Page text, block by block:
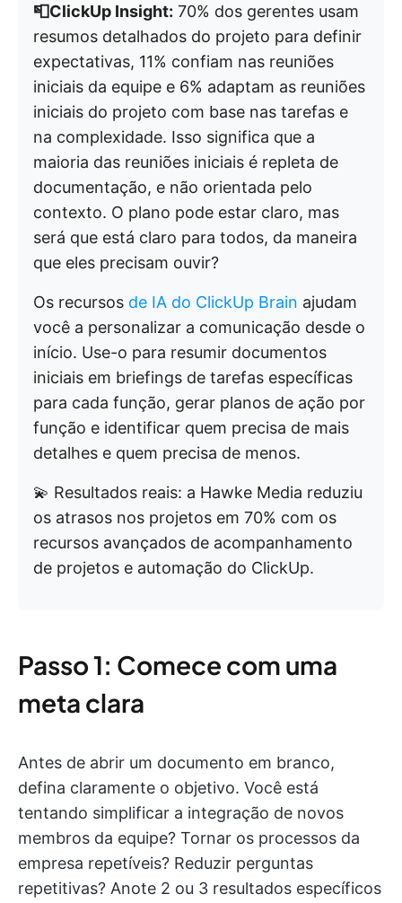
📮ClickUp Insight: 70% dos gerentes usam
resumos detalhados do projeto para definir
expectativas, 11% confiam nas reuniões
iniciais da equipe e 6% adaptam as reuniões
iniciais do projeto com base nas tarefas e
na complexidade. Isso significa que a
maioria das reuniões iniciais é repleta de
documentação, e não orientada pelo
contexto. O plano pode estar claro, mas
será que está claro para todos, da maneira
que eles precisam ouvir?
Os recursos de IA do ClickUp Brain ajudam
você a personalizar a comunicação desde o
início. Use-o para resumir documentos
iniciais em briefings de tarefas específicas
para cada função, gerar planos de ação por
função e identificar quem precisa de mais
detalhes e quem precisa de menos.
💫 Resultados reais: a Hawke Media reduziu
os atrasos nos projetos em 70% com os
recursos avançados de acompanhamento
de projetos e automação do ClickUp.
Passo 1: Comece com uma
meta clara
Antes de abrir um documento em branco,
defina claramente o objetivo. Você está
tentando simplificar a integração de novos
membros da equipe? Tornar os processos da
empresa repetíveis? Reduzir perguntas
repetitivas? Anote 2 ou 3 resultados específicos